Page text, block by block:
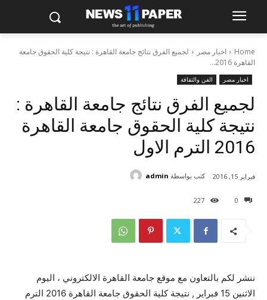
Home اخبار مصر
لجميع الفرق نتائج جامعة القاهرة : نتيجة كلية الحقوق جامعة
القاهرة 2016...
اخبار مصر الفن والثقافة
لجميع الفرق نتائج جامعة القاهرة :
نتيجة كلية الحقوق جامعة القاهرة
2016 الترم الاول
0
227
فبراير 15, 2016 كتب بواسطة admin
ننشر لكم بالتعاون مع موقع جامعة القاهرة الالكتروني ، اليوم
الاثنين 15 فبراير , نتيجة كلية الحقوق جامعة القاهرة 2016 الترم